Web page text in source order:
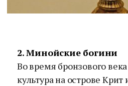
2. Минойские богини
Во время бронзового
культура на острове